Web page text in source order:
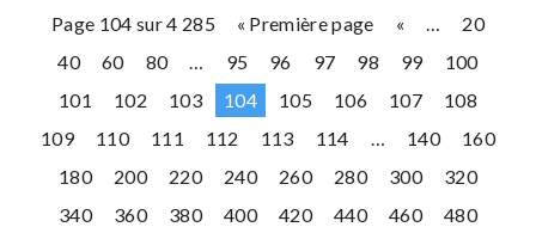
Page 104 sur 4 285 « Première page « …
20
40
60 80 … 95 96 97 98 99
100
101
102 103 104 105 106 107
108
109
110 111 112 113 114 … 140
160
180
200 220 240 260 280 300
320
340
360 380 400 420 440 460
480